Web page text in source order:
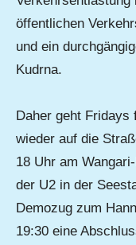
öffentlichen
und ein
Kudrna.
Daher geht Fridays
wieder auf die
18 Uhr am
der U2 in der
Demozug zum
19:30 eine